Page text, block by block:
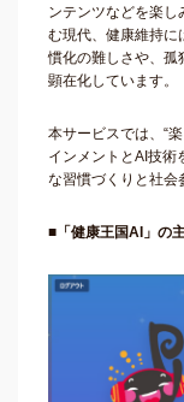
ンテンツなどを楽し
む現代、健康維持に
慣化の難しさや、孤
顕在化しています。
本サービスでは、“
インメントとAI技術
な習慣づくりと社会
■「健康王国AI」の